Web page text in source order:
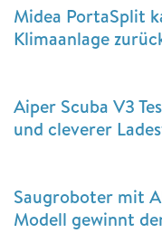
Midea PortaSplit
Klimaanlage
Aiper Scuba V3
und cleverer
Saugroboter mit
Modell gewinnt